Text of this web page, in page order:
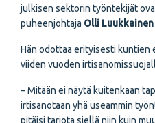
julkisen sektorin työntekijät
puheenjohtaja Olli Luukkainen
Hän odottaa erityisesti kuntien
viiden vuoden
– Mitään ei näytä kuitenkaan
irtisanotaan yhä useammin
pitäisi tarjota siellä niin kuin